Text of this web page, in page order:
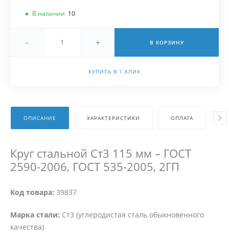
В наличии 10
- + В КОРЗИНУ
КУПИТЬ В 1 КЛИК
ОПИСАНИЕ ХАРАКТЕРИСТИКИ ОПЛАТА
Круг стальной Ст3 115 мм – ГОСТ
2590-2006, ГОСТ 535-2005, 2ГП
Код товара: 39837
Марка стали: Ст3 (углеродистая сталь обыкновенного
качества)